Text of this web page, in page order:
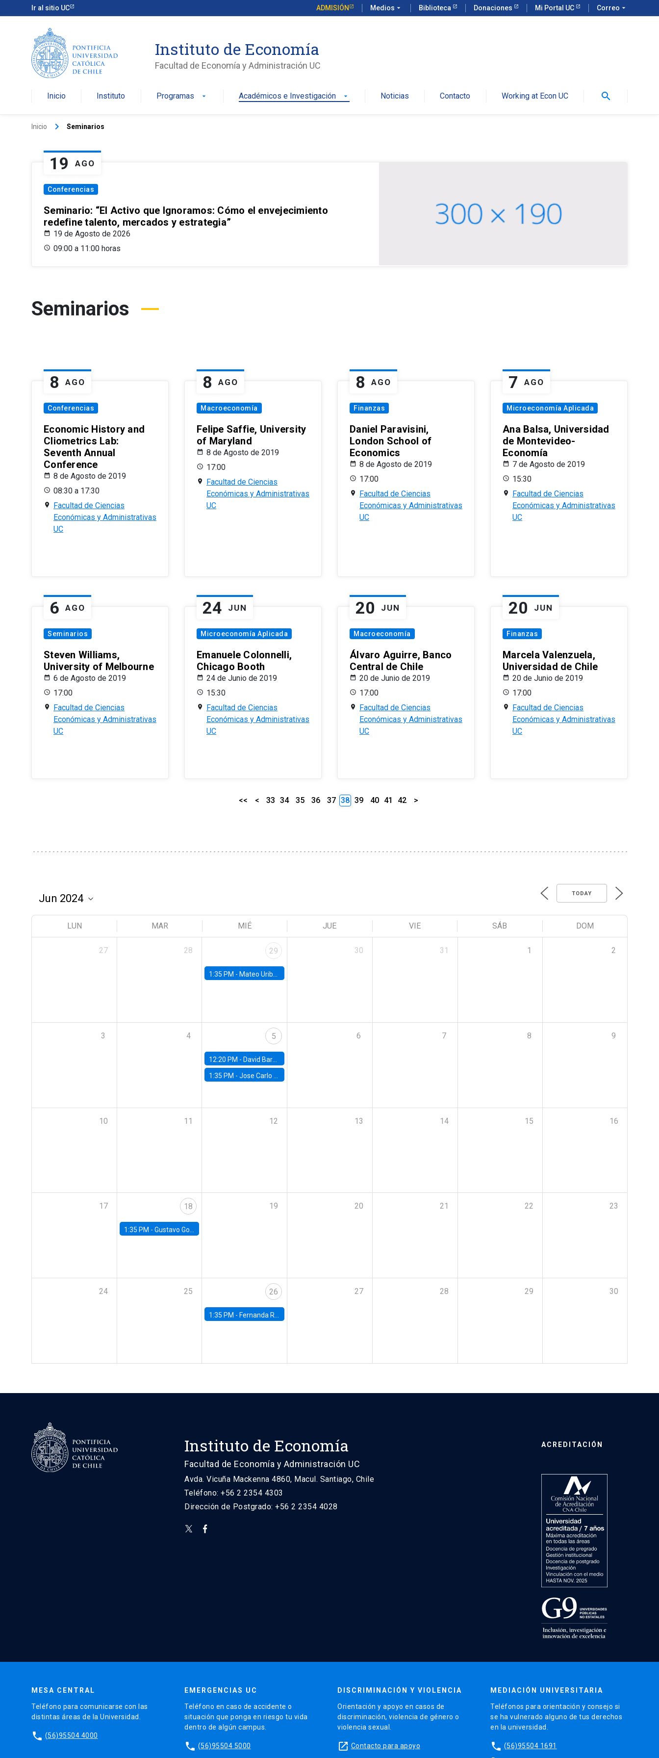
Ir al sitio UC ADMISIÓN Medios arrow_drop_down Biblioteca Donaciones Mi Portal UC Correo arrow_drop_down
Instituto de Economía
Facultad de Economía y Administración UC
Inicio Instituto Programas arrow_drop_down Académicos e Investigación arrow_drop_down Noticias Contacto Working at Econ UC search
Inicio keyboard_arrow_right Seminarios
19 AGO
Conferencias
Seminario: “El Activo que Ignoramos: Cómo el envejecimiento
redefine talento, mercados y estrategia”
19 de Agosto de 2026
09:00 a 11:00 horas
Seminarios
8 AGO
Conferencias
Economic History and
Cliometrics Lab:
Seventh Annual
Conference
8 de Agosto de 2019
08:30 a 17:30
Facultad de Ciencias
Económicas y Administrativas
UC
8 AGO
Macroeconomía
Felipe Saffie, University
of Maryland
8 de Agosto de 2019
17:00
Facultad de Ciencias
Económicas y Administrativas
UC
8 AGO
Finanzas
Daniel Paravisini,
London School of
Economics
8 de Agosto de 2019
17:00
Facultad de Ciencias
Económicas y Administrativas
UC
7 AGO
Microeconomía Aplicada
Ana Balsa, Universidad
de Montevideo-
Economía
7 de Agosto de 2019
15:30
Facultad de Ciencias
Económicas y Administrativas
UC
6 AGO
Seminarios
Steven Williams,
University of Melbourne
6 de Agosto de 2019
17:00
Facultad de Ciencias
Económicas y Administrativas
UC
24 JUN
Microeconomía Aplicada
Emanuele Colonnelli,
Chicago Booth
24 de Junio de 2019
15:30
Facultad de Ciencias
Económicas y Administrativas
UC
20 JUN
Macroeconomía
Álvaro Aguirre, Banco
Central de Chile
20 de Junio de 2019
17:00
Facultad de Ciencias
Económicas y Administrativas
UC
20 JUN
Finanzas
Marcela Valenzuela,
Universidad de Chile
20 de Junio de 2019
17:00
Facultad de Ciencias
Económicas y Administrativas
UC
<< < 33 34 35 36 37 38 39 40 41 42 >
TODAY
LUN MAR MIÉ JUE VIE SÁB DOM
27 28 29
1:35 PM - Mateo Uribe-Castro, Universidad de los Andes (Colombia)
30 31 1 2
3 4 5
12:20 PM - David Bardey, Universidad de los Andes - CEDE
1:35 PM -Jose Carlo Bermudez, UC (ME) & World Bank
6 7 8 9
10 11 12 13 14 15 16
17 18
1:35 PM - Gustavo González, Banco Central de Chile
19 20 21 22 23
24 25 26
1:35 PM - Fernanda Rojas Ampuero, University of Wisconsin-Madison
27 28 29 30
Instituto de Economía
Facultad de Economía y Administración UC
Avda. Vicuña Mackenna 4860, Macul. Santiago, Chile
Teléfono: +56 2 2354 4303
Dirección de Postgrado: +56 2 2354 4028
ACREDITACIÓN
MESA CENTRAL
Teléfono para comunicarse con las
distintas áreas de la Universidad.
phone (56)95504 4000
EMERGENCIAS UC
Teléfono en caso de accidente o
situación que ponga en riesgo tu vida
dentro de algún campus.
phone (56)95504 5000
DISCRIMINACIÓN Y VIOLENCIA
Orientación y apoyo en casos de
discriminación, violencia de género o
violencia sexual.
launch Contacto para apoyo
MEDIACIÓN UNIVERSITARIA
Teléfonos para orientación y consejo si
se ha vulnerado alguno de tus derechos
en la universidad.
phone (56)95504 1691